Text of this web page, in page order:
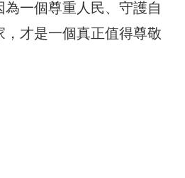
一個尊重人民、守護自
，才是一個真正值得尊敬